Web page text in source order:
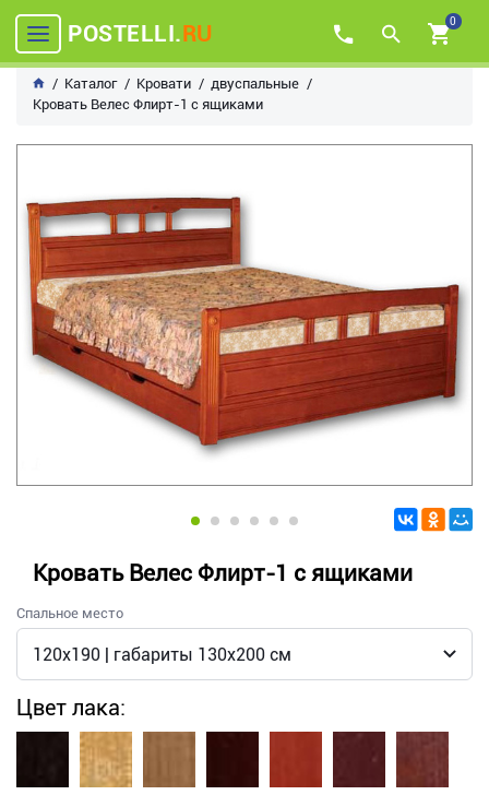
POSTELLI.RU 0
Каталог Кровати
двуспальные
Кровать Велес Флирт-1 с ящиками
Кровать Велес Флирт-1 с ящиками
Спальное место
Цвет лака: